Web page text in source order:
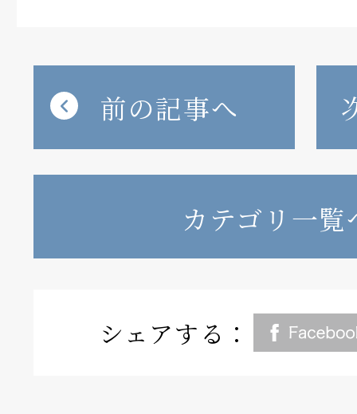
前の記事へ
カテゴリ一覧
シェアする：